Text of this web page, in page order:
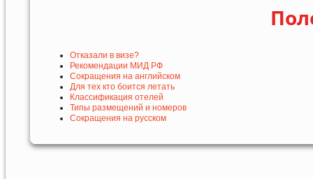
Отказали в визе?
Рекомендации МИД РФ
Сокращения на английском
Для тех кто боится летать
Классификация отелей
Типы размещений и номеров
Сокращения на русском